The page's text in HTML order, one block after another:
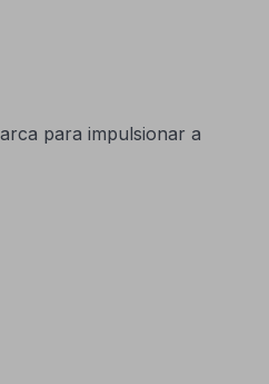
para impulsionar a